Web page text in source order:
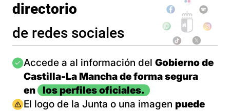
directorio
de redes sociales
Imagen
Accede a al información del Gobierno de
Castilla-La Mancha de forma segura
en
los perfiles oficiales.
Imagen
El logo de la Junta o una imagen puede